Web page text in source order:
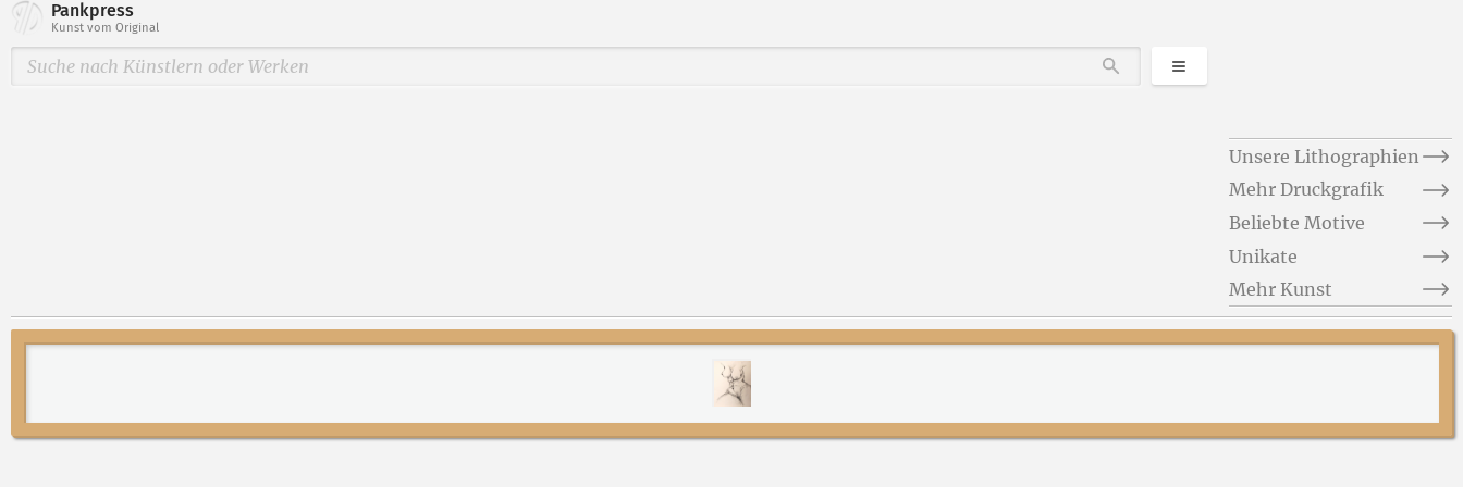
Pankpress
Kunst vom Original
DurchsuchenKategorien
Unsere Lithographien
Mehr Druckgrafik
Beliebte Motive
Unikate
Mehr Kunst